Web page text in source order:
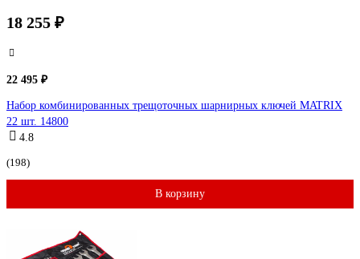
18 255 ₽
22 495 ₽
Набор комбинированных трещоточных шарнирных ключей MATRIX
22 шт. 14800
4.8
(198)
В корзину